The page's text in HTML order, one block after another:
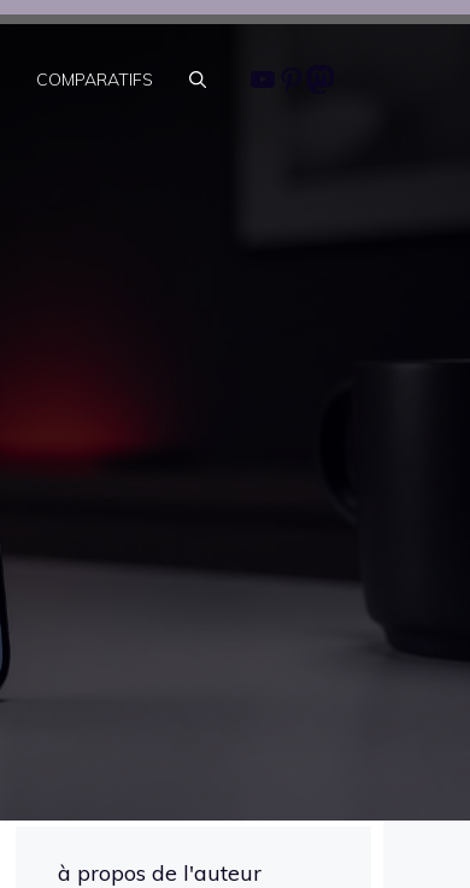
COMPARATIFS
à propos de l'auteur